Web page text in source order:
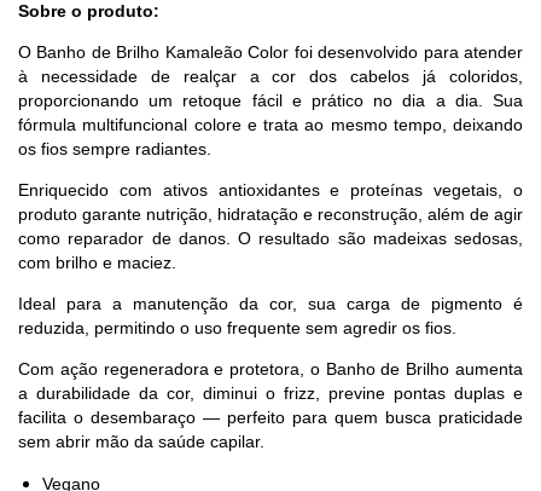
Sobre o produto:
O Banho de Brilho Kamaleão Color foi desenvolvido para atender
à necessidade de realçar a cor dos cabelos já coloridos,
proporcionando um retoque fácil e prático no dia a dia. Sua
fórmula multifuncional colore e trata ao mesmo tempo, deixando
os fios sempre radiantes.
Enriquecido com ativos antioxidantes e proteínas vegetais, o
produto garante nutrição, hidratação e reconstrução, além de agir
como reparador de danos. O resultado são madeixas sedosas,
com brilho e maciez.
Ideal para a manutenção da cor, sua carga de pigmento é
reduzida, permitindo o uso frequente sem agredir os fios.
Com ação regeneradora e protetora, o Banho de Brilho aumenta
a durabilidade da cor, diminui o frizz, previne pontas duplas e
facilita o desembaraço — perfeito para quem busca praticidade
sem abrir mão da saúde capilar.
Vegano